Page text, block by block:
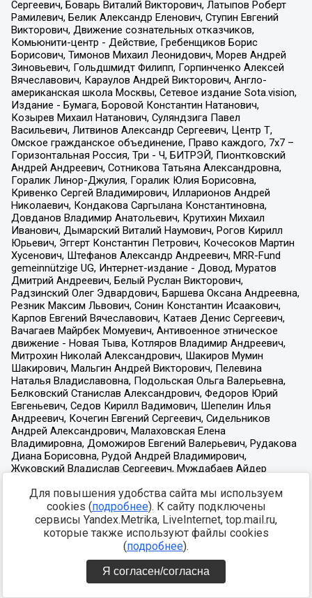
Для повышения удобства сайта мы используем
cookies (подробнее). К сайту подключены
сервисы Yandex.Metrika, LiveInternet, top.mail.ru,
которые также используют файлы cookies
(подробнее).
Я согласен/согласна